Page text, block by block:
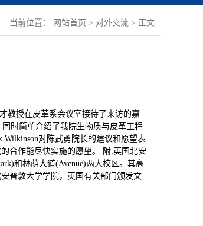
当前位置： 网站首页 > 对外交流 > 正文
教授在皮革系会议室接待了来访的嘉
时简单介绍了我院生物质与皮革工程
对陈武勇院长的建议和愿望表
合作能尽快实施的愿望。 附:英国北安
和林荫大道(Avenue)两大校区。其高
普敦大学学院，英国有关部门颁发文